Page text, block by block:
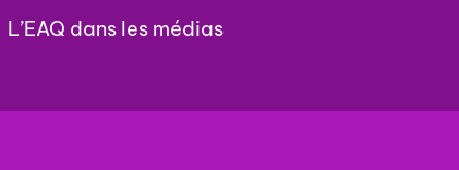
L’EAQ dans les médias